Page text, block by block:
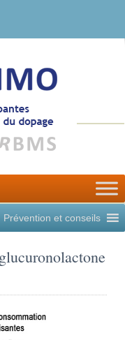
Prévention et conseils